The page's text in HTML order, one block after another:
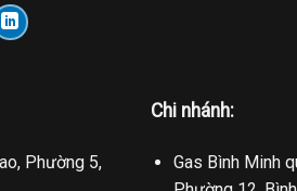
Phường 5,
Chi nhánh:
Gas Bình Minh